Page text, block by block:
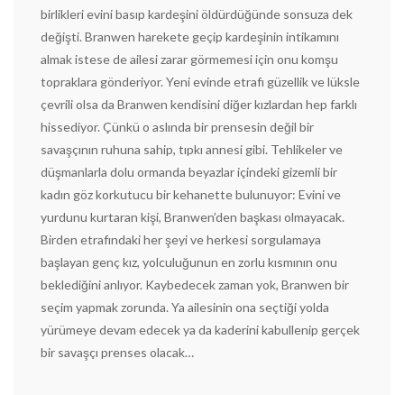
birlikleri evini basıp kardeşini öldürdüğünde sonsuza dek
değişti. Branwen harekete geçip kardeşinin intikamını
almak istese de ailesi zarar görmemesi için onu komşu
topraklara gönderiyor. Yeni evinde etrafı güzellik ve lüksle
çevrili olsa da Branwen kendisini diğer kızlardan hep farklı
hissediyor. Çünkü o aslında bir prensesin değil bir
savaşçının ruhuna sahip, tıpkı annesi gibi. Tehlikeler ve
düşmanlarla dolu ormanda beyazlar içindeki gizemli bir
kadın göz korkutucu bir kehanette bulunuyor: Evini ve
yurdunu kurtaran kişi, Branwen’den başkası olmayacak.
Birden etrafındaki her şeyi ve herkesi sorgulamaya
başlayan genç kız, yolculuğunun en zorlu kısmının onu
beklediğini anlıyor. Kaybedecek zaman yok, Branwen bir
seçim yapmak zorunda. Ya ailesinin ona seçtiği yolda
yürümeye devam edecek ya da kaderini kabullenip gerçek
bir savaşçı prenses olacak…